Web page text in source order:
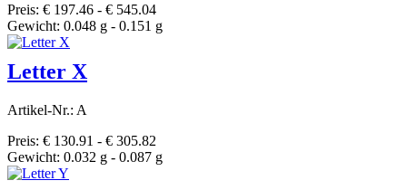
Preis: € 197.46 - € 545.04
Gewicht: 0.048 g - 0.151 g
Letter X
Artikel-Nr.: A
Preis: € 130.91 - € 305.82
Gewicht: 0.032 g - 0.087 g